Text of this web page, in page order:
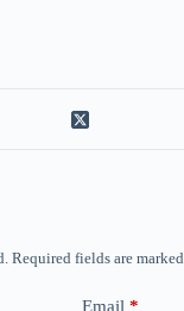
Required fields are marked
Email *